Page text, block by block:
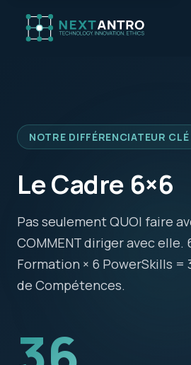
NOTRE DIFFÉRENCIATEUR CLÉ
Le Cadre 6×6
Pas seulement QUOI faire
COMMENT diriger avec elle.
Formation × 6 PowerSkills
de Compétences.